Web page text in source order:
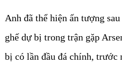
Anh đã thể hiện ấn tượng
ghế dự bị trong trận gặp
bị có lần đầu đá chính,